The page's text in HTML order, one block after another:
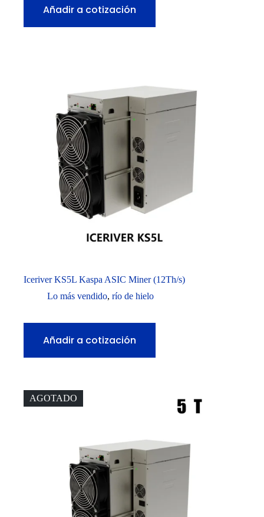
Añadir a cotización
Iceriver KS5L Kaspa ASIC Miner (12Th/s)
Lo más vendido, río de hielo
Añadir a cotización
AGOTADO